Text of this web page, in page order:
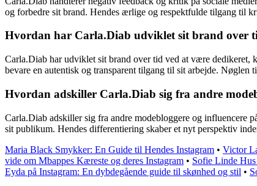
og forbedre sit brand. Hendes ærlige og respektfulde tilgang til
Hvordan har Carla.Diab udviklet sit brand over
Carla.Diab har udviklet sit brand over tid ved at være dedikeret,
bevare en autentisk og transparent tilgang til sit arbejde.
Hvordan adskiller Carla.Diab sig fra andre
Carla.Diab adskiller sig fra andre modebloggere og influencere
sit publikum. Hendes differentiering skaber et nyt perspektiv
Maria Black Smykker: En Guide til Hendes Instagram • Victor
vide om Mbappes Kæreste og deres Instagram • Sofie Linde
Eyda på Instagram: En dybdegående guide til skønhed og stil •